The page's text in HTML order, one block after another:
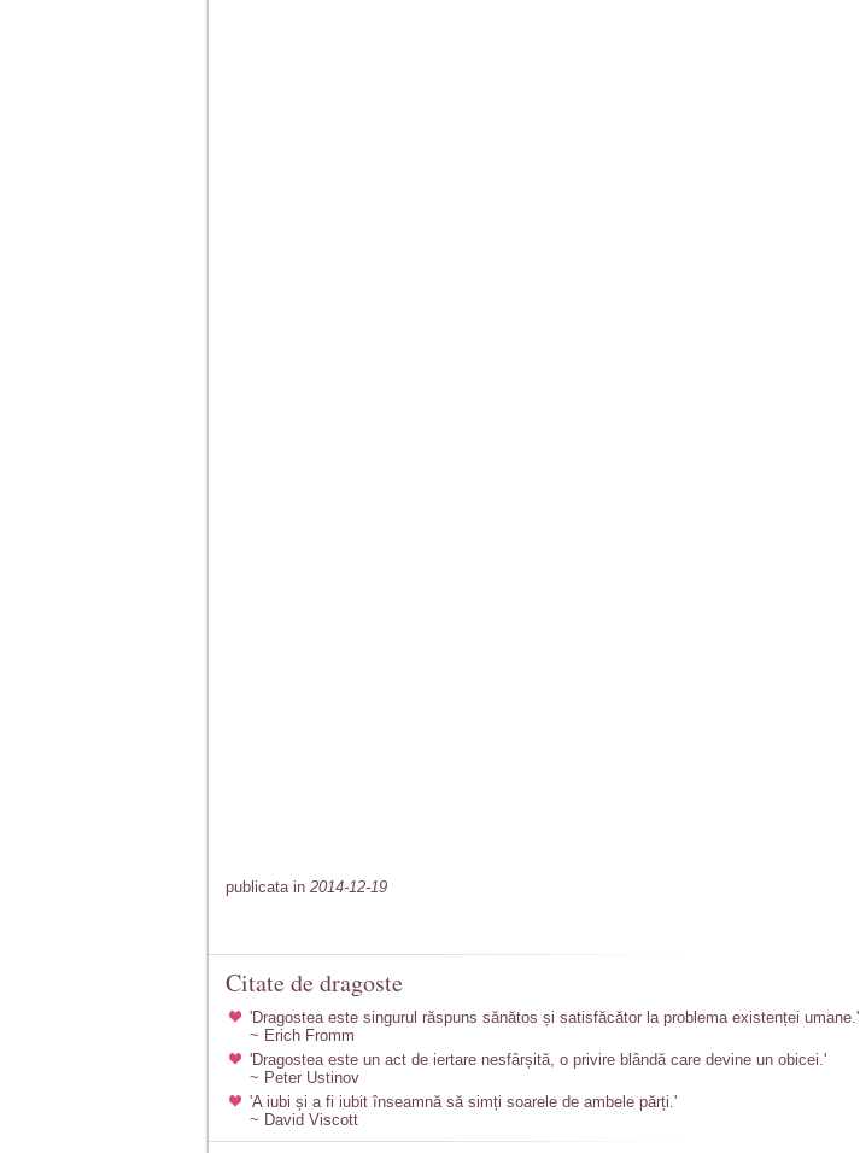
publicata in 2014-12-19
Citate de dragoste
'Dragostea este singurul răspuns sănătos și satisfăcător la problema existenței umane.'
~ Erich Fromm
'Dragostea este un act de iertare nesfârșită, o privire blândă care devine un obicei.'
~ Peter Ustinov
'A iubi și a fi iubit înseamnă să simți soarele de ambele părți.'
~ David Viscott